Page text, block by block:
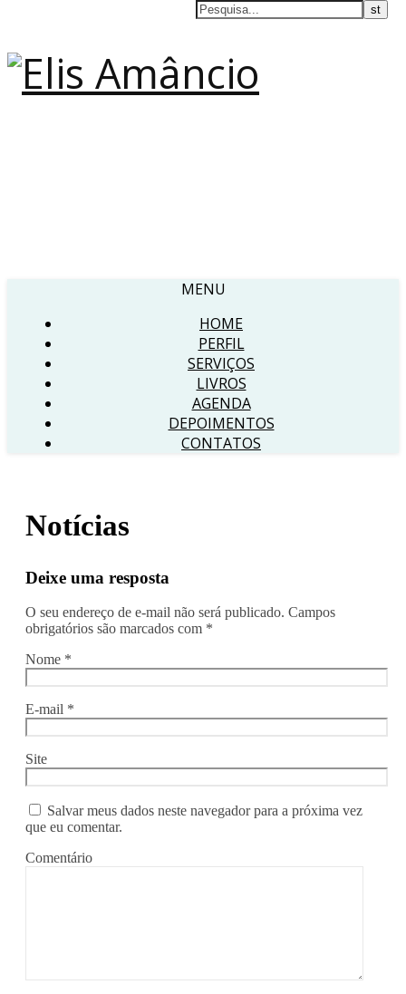
MENU
HOME
PERFIL
SERVIÇOS
LIVROS
AGENDA
DEPOIMENTOS
CONTATOS
Notícias
Deixe uma resposta
O seu endereço de e-mail não será publicado. Campos
obrigatórios são marcados com *
Nome *
E-mail *
Site
Salvar meus dados neste navegador para a próxima vez
que eu comentar.
Comentário